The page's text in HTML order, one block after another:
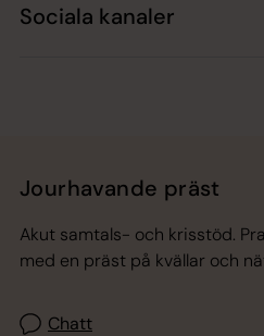
Sociala kanaler
Jourhavande präst
Akut samtals- och krisstöd.
med en präst på kvällar och
Chatt